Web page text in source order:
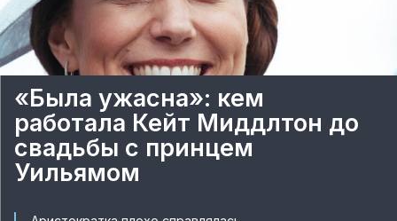
«Была ужасна»: кем
работала Кейт Миддлтон до
свадьбы с принцем
Уильямом